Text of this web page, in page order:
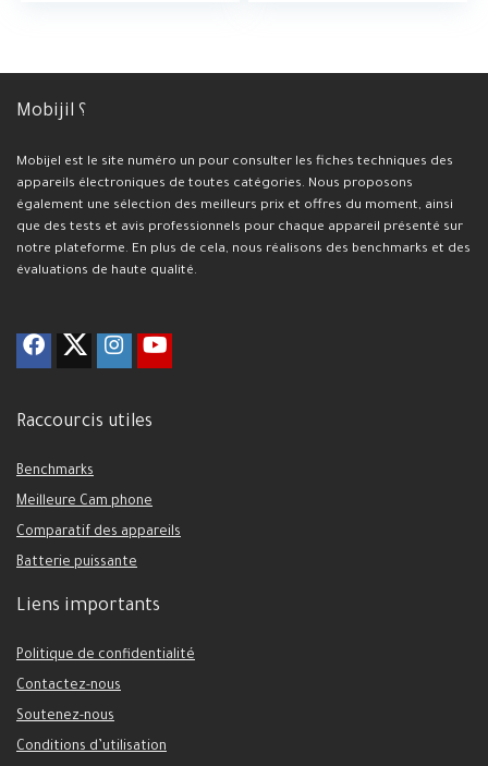
Mobijil ؟
Mobijel est le site numéro un pour consulter les fiches techniques des
appareils électroniques de toutes catégories. Nous proposons
également une sélection des meilleurs prix et offres du moment, ainsi
que des tests et avis professionnels pour chaque appareil présenté sur
notre plateforme. En plus de cela, nous réalisons des benchmarks et des
évaluations de haute qualité.
Raccourcis utiles
Benchmarks
Meilleure Cam phone
Comparatif des appareils
Batterie puissante
Liens importants
Politique de confidentialité
Contactez-nous
Soutenez-nous
Conditions d’utilisation